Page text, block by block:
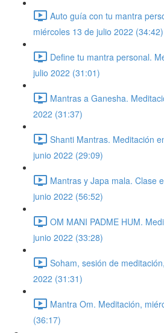
Auto guía con tu mantra
miércoles 13 de julio 2022 (34:42)
Define tu mantra personal.
julio 2022 (31:01)
Mantras a Ganesha.
2022 (31:37)
Shanti Mantras. Meditación
junio 2022 (29:09)
Mantras y Japa mala. Clase
junio 2022 (56:52)
OM MANI PADME HUM.
junio 2022 (33:28)
Soham, sesión de
2022 (31:31)
Mantra Om. Meditación,
(36:17)